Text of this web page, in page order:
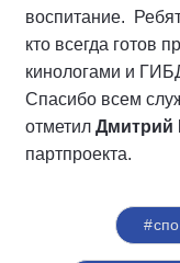
воспитание.
кто всегда готов
кинологами и
Спасибо всем
отметил Дмитрий
партпроекта.